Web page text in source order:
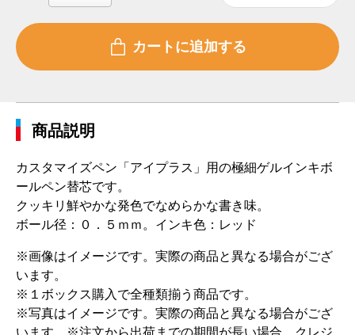
商品説明
カスタマイズペン「アイプラス」用の極細ゲルインキボ
ールペン替芯です。
クッキリ鮮やかな発色でなめらかな書き味。
ボール径：０．５ｍｍ。インキ色：レッド
※画像はイメージです。実際の商品と異なる場合がござ
います。
※１ボックス購入で全種類揃う商品です。
※写真はイメージです。実際の商品と異なる場合がござ